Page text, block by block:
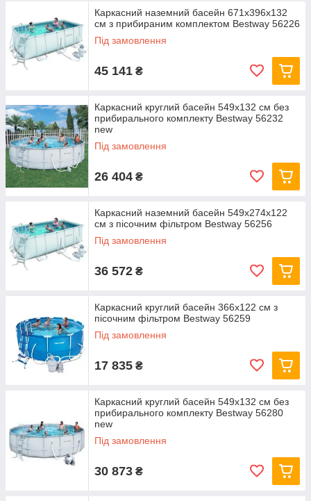
Каркасний наземний басейн 671x396x132
см з прибираним комплектом Bestway 56226
Під замовлення
45 141 ₴
Каркасний круглий басейн 549x132 см без
прибирального комплекту Bestway 56232
new
Під замовлення
26 404 ₴
Каркасний наземний басейн 549x274x122
см з пісочним фільтром Bestway 56256
Під замовлення
36 572 ₴
Каркасний круглий басейн 366x122 см з
пісочним фільтром Bestway 56259
Під замовлення
17 835 ₴
Каркасний круглий басейн 549x132 см без
прибирального комплекту Bestway 56280
new
Під замовлення
30 873 ₴